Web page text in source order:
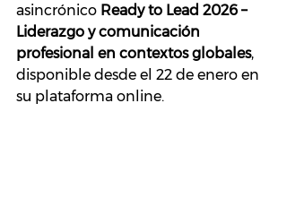
asincrónico Ready to Lead 2026 –
Liderazgo y comunicación
profesional en contextos globales,
disponible desde el 22 de enero en
su plataforma online.